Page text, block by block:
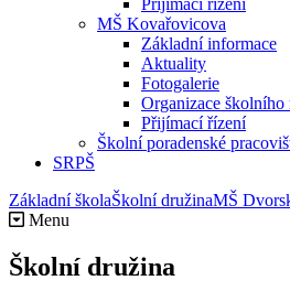
Přijímací řízení
MŠ Kovařovicova
Základní informace
Aktuality
Fotogalerie
Organizace školního
Přijímací řízení
Školní poradenské
SRPŠ
Základní školaŠkolní družinaMŠ
Menu
Školní družina